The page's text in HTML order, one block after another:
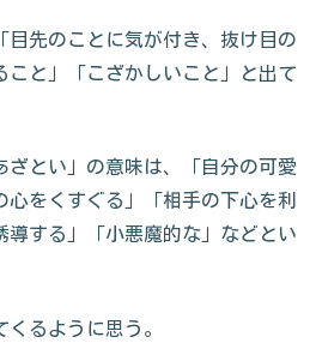
目先のことに気が付き、抜け目の
こと」「こざかしいこと」と出て
ざとい」の意味は、「自分の可愛
心をくすぐる」「相手の下心を利
導する」「小悪魔的な」などとい
るように思う。